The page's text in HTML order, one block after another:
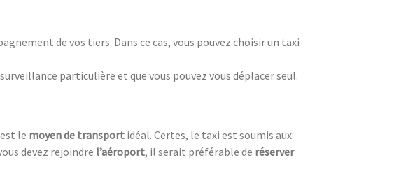
de vos tiers. Dans ce cas, vous pouvez choisir un taxi
particulière et que vous pouvez vous déplacer seul.
est le moyen de transport idéal. Certes, le taxi est soumis aux
devez rejoindre l’aéroport, il serait préférable de réserver